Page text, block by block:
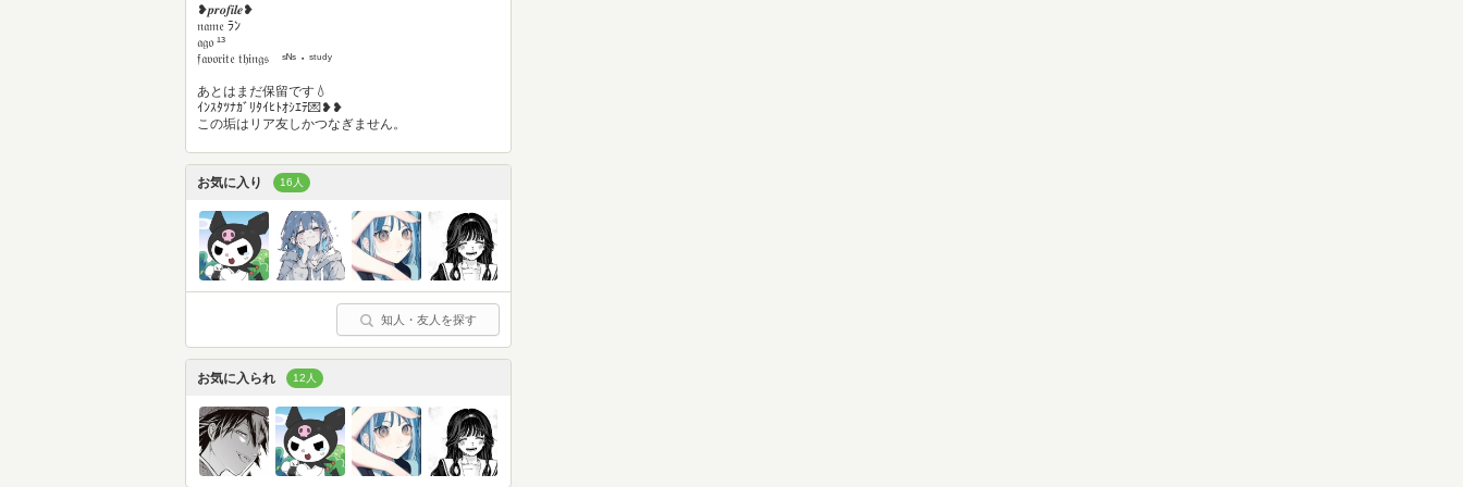
❥𝒑𝒓𝒐𝒇𝒊𝒍𝒆❥
𝔫𝔞𝔪𝔢 ﾗﾝ
𝔞𝔤𝔬 ¹³
𝔣𝔞𝔳𝔬𝔯𝔦𝔱𝔢 𝔱𝔥𝔦𝔫𝔤𝔰 ˢᴺˢ・ˢᵗᵘᵈʸ
あとはまだ保留です💧
ｲﾝｽﾀﾂﾅｶﾞﾘﾀｲﾋﾄｵｼｴﾃ💌❥❥
この垢はリア友しかつなぎません。
お気に入り 16人
知人・友人を探す
お気に入られ 12人